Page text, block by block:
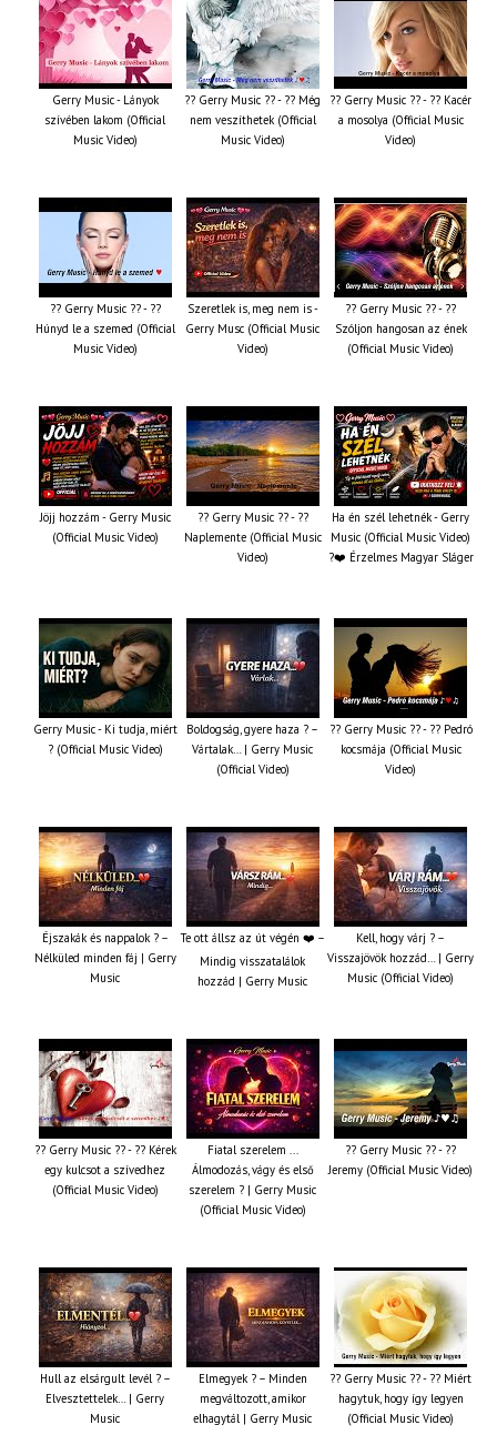
Gerry Music - Lányok
szívében lakom (Official
Music Video)
?? Gerry Music ?? - ?? Még
nem veszíthetek (Official
Music Video)
?? Gerry Music ?? - ?? Kacér
a mosolya (Official Music
Video)
?? Gerry Music ?? - ??
Húnyd le a szemed (Official
Music Video)
Szeretlek is, meg nem is -
Gerry Musc (Official Music
Video)
?? Gerry Music ?? - ??
Szóljon hangosan az ének
(Official Music Video)
Jöjj hozzám - Gerry Music
(Official Music Video)
?? Gerry Music ?? - ??
Naplemente (Official Music
Video)
Ha én szél lehetnék - Gerry
Music (Official Music Video)
?️❤️ Érzelmes Magyar Sláger
Gerry Music - Ki tudja, miért
? (Official Music Video)
Boldogság, gyere haza ? –
Vártalak… | Gerry Music
(Official Video)
?? Gerry Music ?? - ?? Pedró
kocsmája (Official Music
Video)
Éjszakák és nappalok ? –
Nélküled minden fáj | Gerry
Music
Te ott állsz az út végén ❤️ –
Mindig visszatalálok
hozzád | Gerry Music
Kell, hogy várj ? –
Visszajövök hozzád… | Gerry
Music (Official Video)
?? Gerry Music ?? - ?? Kérek
egy kulcsot a szívedhez
(Official Music Video)
Fiatal szerelem ...
Álmodozás, vágy és első
szerelem ? | Gerry Music
(Official Music Video)
?? Gerry Music ?? - ??
Jeremy (Official Music Video)
Hull az elsárgult levél ? –
Elvesztettelek… | Gerry
Music
Elmegyek ? – Minden
megváltozott, amikor
elhagytál | Gerry Music
?? Gerry Music ?? - ?? Miért
hagytuk, hogy így legyen
(Official Music Video)